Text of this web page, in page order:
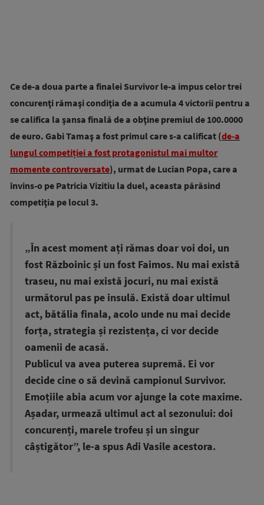
Ce de-a doua parte a finalei Survivor le-a impus celor trei
concurenţi rămaşi condiţia de a acumula 4 victorii pentru a
se califica la şansa finală de a obţine premiul de 100.0000
de euro. Gabi Tamaş a fost primul care s-a calificat (de-a
lungul competiției a fost protagonistul mai multor
momente controversate), urmat de Lucian Popa, care a
învins-o pe Patricia Vizitiu la duel, aceasta părăsind
competiţia pe locul 3.
„În acest moment ați rămas doar voi doi, un
fost Războinic și un fost Faimos. Nu mai există
traseu, nu mai există jocuri, nu mai există
următorul pas pe insulă. Există doar ultimul
act, bătălia finala, acolo unde nu mai decide
forța, strategia și rezistența, ci vor decide
oamenii de acasă.
Publicul va avea puterea supremă. Ei vor
decide cine o să devină campionul Survivor.
Emoțiile abia acum vor ajunge la cote maxime.
Așadar, urmează ultimul act al sezonului: doi
concurenți, marele trofeu și un singur
câștigător”, le-a spus Adi Vasile acestora.